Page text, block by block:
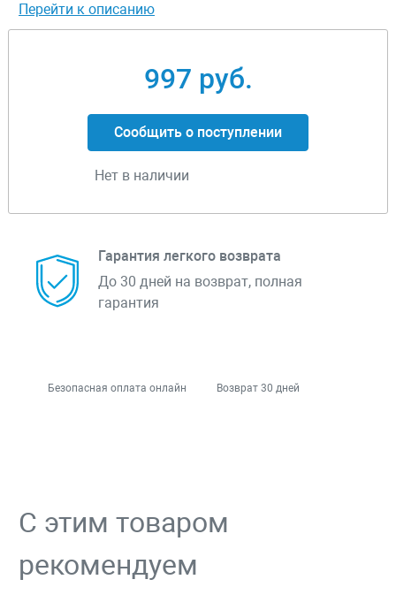
Перейти к описанию
997 руб.
Сообщить о поступлении
Нет в наличии
Гарантия легкого возврата
До 30 дней на возврат, полная
гарантия
Безопасная оплата онлайн Возврат 30 дней
С этим товаром
рекомендуем